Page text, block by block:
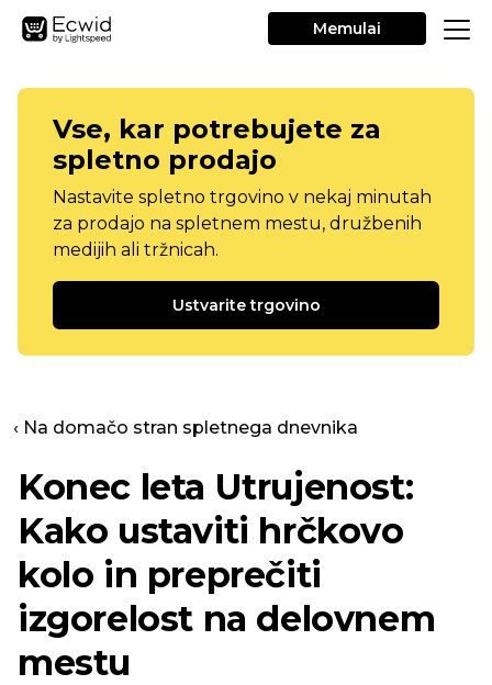
Memulai
Vse, kar potrebujete za
spletno prodajo
Nastavite spletno trgovino v nekaj minutah
za prodajo na spletnem mestu, družbenih
medijih ali tržnicah.
Ustvarite trgovino
‹ Na domačo stran spletnega dnevnika
Konec leta Utrujenost:
Kako ustaviti hrčkovo
kolo in preprečiti
izgorelost na delovnem
mestu